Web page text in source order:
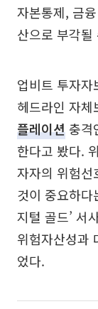
자본통제, 금
산으로 부각될
업비트 투자
헤드라인 자
플레이션 충격
한다고 봤다.
자자의 위험선
것이 중요하다
지털 골드’ 서
위험자산성과
었다.